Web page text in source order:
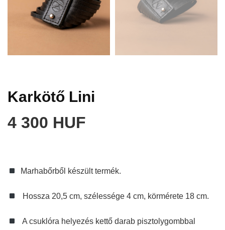
Karkötő Lini
4 300 HUF
Marhabőrből készült termék.
Hossza 20,5 cm, szélessége 4 cm, körmérete 18 cm.
A csuklóra helyezés kettő darab pisztolygombbal